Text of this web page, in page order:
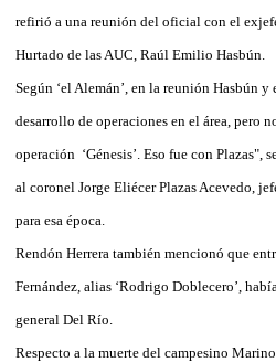
refirió a una reunión del oficial con el
Hurtado de las AUC, Raúl Emilio Hasbún.
Según ‘el Alemán’, en la reunión Hasbún
desarrollo de operaciones en el área, pero
operación ‘Génesis’. Eso fue con Plazas",
al coronel Jorge Eliécer Plazas Acevedo,
para esa época.
Rendón Herrera también mencionó que
Fernández, alias ‘Rodrigo Doblecero’,
general Del Río.
Respecto a la muerte del campesino